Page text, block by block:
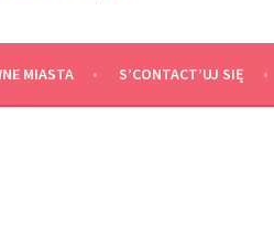
MIASTA S’CONTACT’UJ SIĘ